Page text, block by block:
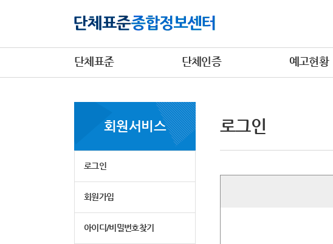
단체표준 단체인증 예고현황
회원서비스
로그인
회원가입
아이디/비밀번호찾기
로그인